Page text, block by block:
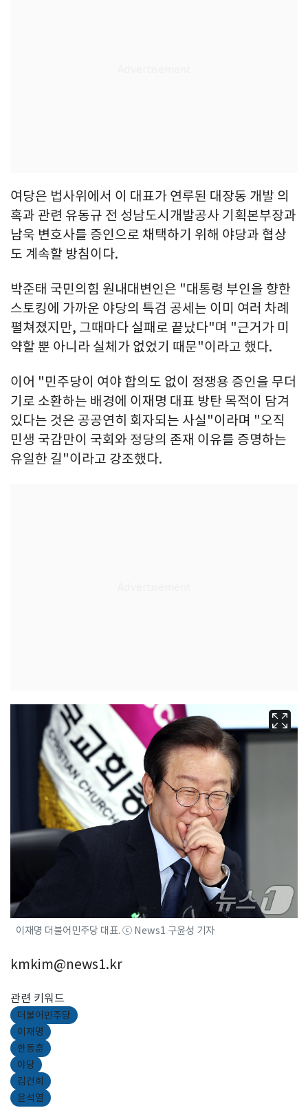
여당은 법사위에서 이 대표가 연루된 대장동 개발 의
혹과 관련 유동규 전 성남도시개발공사 기획본부장과
남욱 변호사를 증인으로 채택하기 위해 야당과 협상
도 계속할 방침이다.
박준태 국민의힘 원내대변인은 "대통령 부인을 향한
스토킹에 가까운 야당의 특검 공세는 이미 여러 차례
펼쳐졌지만, 그때마다 실패로 끝났다"며 "근거가 미
약할 뿐 아니라 실체가 없었기 때문"이라고 했다.
이어 "민주당이 여야 합의도 없이 정쟁용 증인을 무더
기로 소환하는 배경에 이재명 대표 방탄 목적이 담겨
있다는 것은 공공연히 회자되는 사실"이라며 "오직
민생 국감만이 국회와 정당의 존재 이유를 증명하는
유일한 길"이라고 강조했다.
이재명 더불어민주당 대표. ⓒ News1 구윤성 기자
kmkim@news1.kr
관련 키워드
더불어민주당
이재명
한동훈
야당
김건희
윤석열